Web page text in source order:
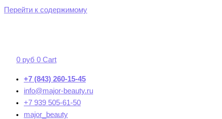
Перейти к содержимому
0 руб 0 Cart
+7 (843) 260-15-45
info@major-beauty.ru
+7 939 505-61-50
major_beauty